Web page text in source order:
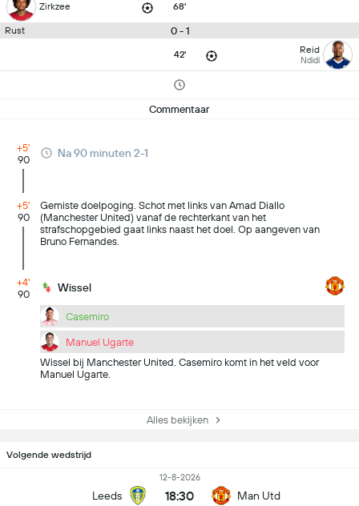
Zirkzee 68'
Rust 0 - 1
42' Reid
Ndidi
Commentaar
+5'
90
Na 90 minuten 2-1
+5'
90
Gemiste doelpoging. Schot met links van Amad Diallo
(Manchester United) vanaf de rechterkant van het
strafschopgebied gaat links naast het doel. Op aangeven van
Bruno Fernandes.
+4'
90
Wissel
Casemiro
Manuel Ugarte
Wissel bij Manchester United. Casemiro komt in het veld voor
Manuel Ugarte.
Alles bekijken
Volgende wedstrijd
Leeds
12-8-2026
18:30 Man Utd